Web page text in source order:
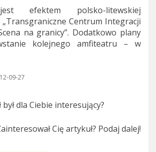
efektem polsko-litewskiej
„Transgraniczne Centrum Integracji
na granicy”. Dodatkowo plany
kolejnego amfiteatru – w
09-27
dla Ciebie interesujący?
Cię artykuł? Podaj dalej!